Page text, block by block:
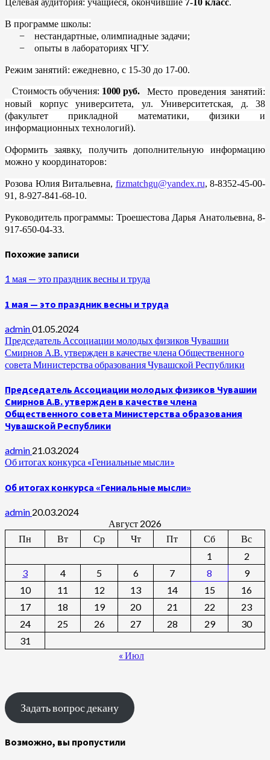
В программе школы:
−
нестандартные, олимпиадные задачи;
−
опыты в лабораториях ЧГУ.
Режим занятий: ежедневно, с 15-30 до 17-00.
Стоимость обучения: 1000 руб.
Место проведения занятий:
новый корпус университета, ул. Университетская, д. 38
(факультет прикладной математики, физики и
информационных технологий).
Оформить заявку, получить дополнительную информацию
можно у координаторов:
Розова Юлия Витальевна, fizmatchgu@yandex.ru, 8-8352-45-00-
91, 8-927-841-68-10.
Руководитель программы: Троешестова Дарья Анатольевна, 8-
917-650-04-33.
Похожие записи
1 мая — это праздник весны и труда
1 мая — это праздник весны и труда
admin01.05.2024
Председатель Ассоциации молодых физиков Чувашии
Смирнов А.В. утвержден в качестве члена Общественного
совета Министерства образования Чувашской Республики
Председатель Ассоциации молодых физиков Чувашии
Смирнов А.В. утвержден в качестве члена
Общественного совета Министерства образования
Чувашской Республики
admin 21.03.2024
Об итогах конкурса «Гениальные мысли»
Об итогах конкурса «Гениальные мысли»
admin 20.03.2024
Август 2026
Пн
Вт Ср Чт Пт Сб
Вс
1
2
3
4 5 6 7 8
9
10
11 12 13 14 15
16
17
18 19 20 21 22
23
24
25 26 27 28 29
30
31
« Июл
Задать вопрос декану
Возможно, вы пропустили